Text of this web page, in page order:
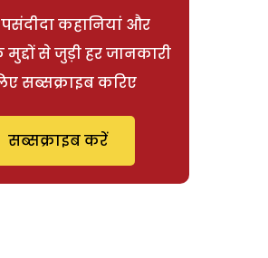
कहानियां और
से जुड़ी हर जानकारी
सब्सक्राइब करिए
सब्सक्राइब करें